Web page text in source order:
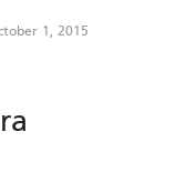
1, 2015